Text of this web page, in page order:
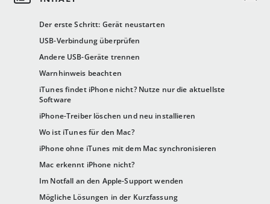
Der erste Schritt: Gerät neustarten
USB-Verbindung überprüfen
Andere USB-Geräte trennen
Warnhinweis beachten
iTunes findet iPhone nicht? Nutze nur die aktuellste
Software
iPhone-Treiber löschen und neu installieren
Wo ist iTunes für den Mac?
iPhone ohne iTunes mit dem Mac synchronisieren
Mac erkennt iPhone nicht?
Im Notfall an den Apple-Support wenden
Mögliche Lösungen in der Kurzfassung